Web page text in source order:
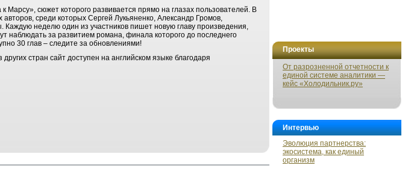
Проекты
От разрозненной отчетности к
единой системе аналитики —
кейс «Холодильник.ру»
Интервью
Эволюция партнерства:
экосистема, как единый
организм
сюжет которого развивается прямо на глазах пользователей. В
среди которых Сергей Лукьяненко, Александр Громов,
неделю один из участников пишет новую главу произведения,
наблюдать за развитием романа, финала которого до последнего
30 глав – следите за обновлениями!
стран сайт доступен на английском языке благодаря